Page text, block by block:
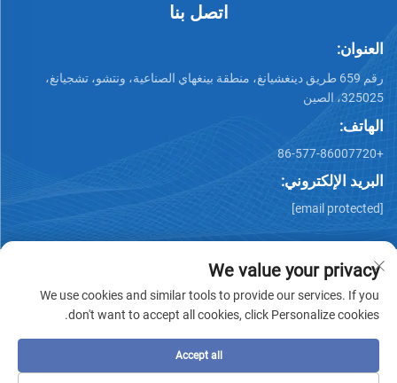
اتصل بنا
العنوان:
رقم 659 طريق دينغشيانغ، منطقة بينغهاي الصناعية، ونتشو، تشجيانغ،
325025، الصين
الهاتف:
+86-577-86007720
البريد الإلكتروني:
[email protected]
سياسة الخصوصية- مدونة
We value your privacy
We use cookies and similar tools to provide our services. If you
don't want to accept all cookies, click Personalize cookies.
Accept all